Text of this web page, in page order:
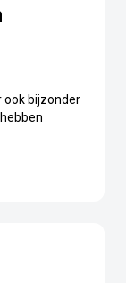
ook bijzonder